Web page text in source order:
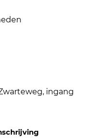
ingang